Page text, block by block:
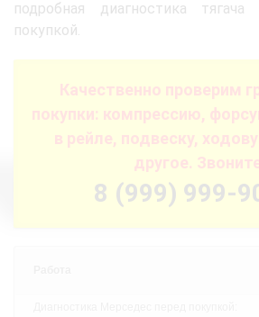
подробная диагностика
покупкой.
Качественно проверим
покупки: компрессию,
в рейле, подвеску,
другое.
8 (999) 999-